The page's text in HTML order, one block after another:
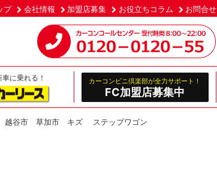
プ 会社情報 加盟店募集 お役立ちコラム お問合せ
に乗れる！ カーコンビニ倶楽部が全力サポート！
FC加盟店募集中
谷市 草加市 キズ ステップワゴン